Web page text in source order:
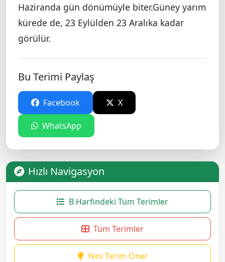
Haziranda gün dönümüyle biter.Güney yarım
kürede de, 23 Eylülden 23 Aralıka kadar
görülür.
Bu Terimi Paylaş
Facebook X
WhatsApp
Hızlı Navigasyon
B Harfindeki Tüm Terimler
Tüm Terimler
Yeni Terim Öner